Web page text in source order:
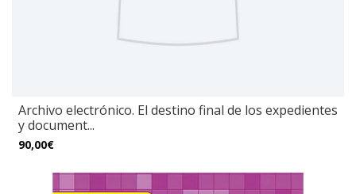
Archivo electrónico. El destino final de los expedientes
y document...
90,00€